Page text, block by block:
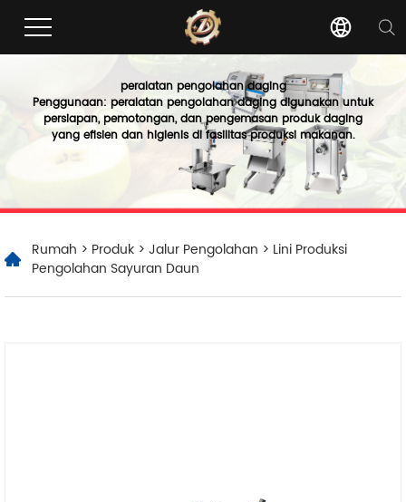
peralatan pengolahan daging
Penggunaan: peralatan pengolahan daging digunakan untuk
persiapan, pemotongan, dan pengemasan produk daging
yang efisien dan higienis di fasilitas produksi makanan.
Rumah > Produk > Jalur Pengolahan > Lini Produksi
Pengolahan Sayuran Daun